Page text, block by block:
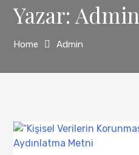
Yazar: Admin
Home Admin